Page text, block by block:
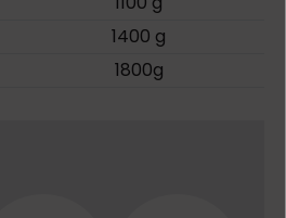
1400 g
1800g